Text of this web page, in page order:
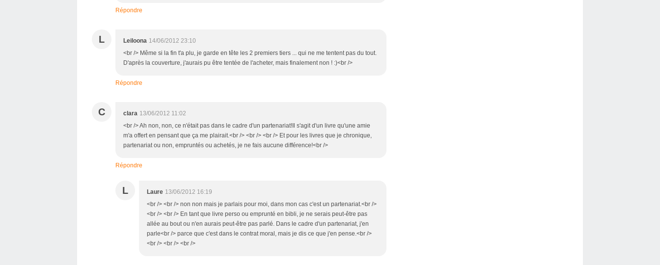
Répondre
L Leiloona 14/06/2012 23:10
<br /> Même si la fin t'a plu, je garde en tête les 2 premiers tiers ... qui ne me tentent pas du tout.
D'après la couverture, j'aurais pu être tentée de l'acheter, mais finalement non ! :)<br />
Répondre
C clara 13/06/2012 11:02
<br /> Ah non, non, ce n'était pas dans le cadre d'un partenariat!Il s'agit d'un livre qu'une amie
m'a offert en pensant que ça me plairait.<br /> <br /> <br /> Et pour les livres que je chronique,
partenariat ou non, empruntés ou achetés, je ne fais aucune différence!<br />
Répondre
L Laure 13/06/2012 16:19
<br /> <br /> non non mais je parlais pour moi, dans mon cas c'est un partenariat.<br />
<br /> <br /> En tant que livre perso ou emprunté en bibli, je ne serais peut-être pas
allée au bout ou n'en aurais peut-être pas parlé. Dans le cadre d'un partenariat, j'en
parle<br /> parce que c'est dans le contrat moral, mais je dis ce que j'en pense.<br />
<br /> <br /> <br />